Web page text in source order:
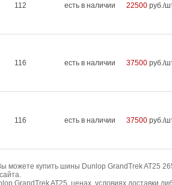
112 есть в наличии 22500 руб./
116 есть в наличии 37500 руб./
116 есть в наличии 37500 руб./
можете купить шины Dunlop GrandTrek AT25
GrandTrek AT25, ценах, условиях доставки